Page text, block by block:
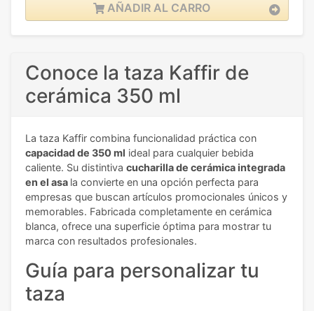
AÑADIR AL CARRO
Conoce la taza Kaffir de
cerámica 350 ml
La taza Kaffir combina funcionalidad práctica con
capacidad de 350 ml ideal para cualquier bebida
caliente. Su distintiva cucharilla de cerámica integrada
en el asa la convierte en una opción perfecta para
empresas que buscan artículos promocionales únicos y
memorables. Fabricada completamente en cerámica
blanca, ofrece una superficie óptima para mostrar tu
marca con resultados profesionales.
Guía para personalizar tu
taza